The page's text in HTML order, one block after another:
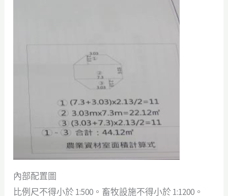
內部配置圖
比例尺不得小於 1:500。畜牧設施不得小於 1:1200。